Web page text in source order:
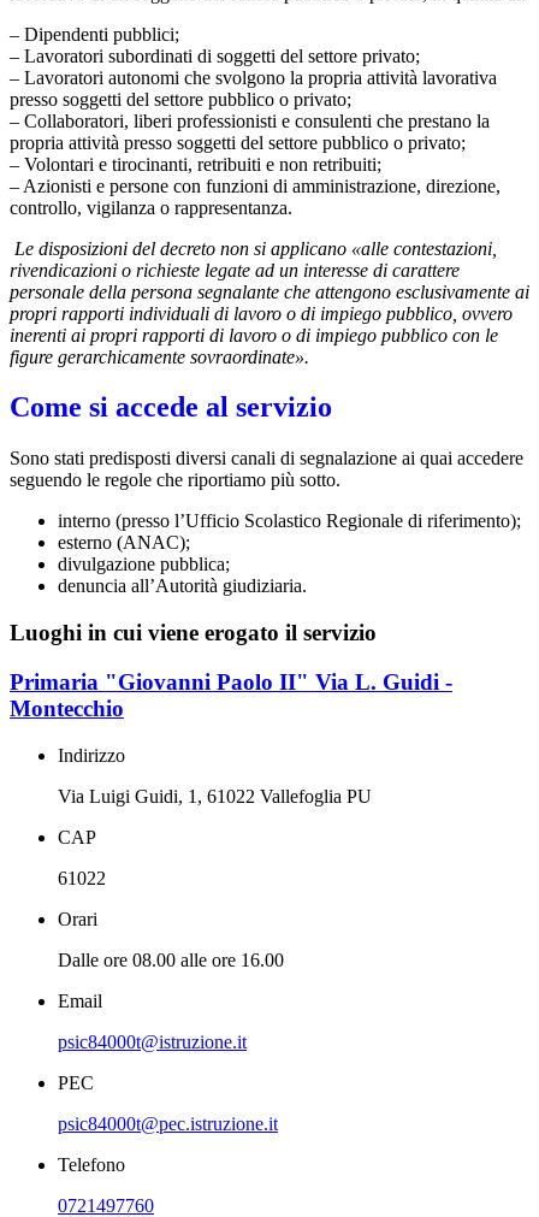
– Dipendenti pubblici;
– Lavoratori subordinati di soggetti del settore privato;
– Lavoratori autonomi che svolgono la propria attività lavorativa
presso soggetti del settore pubblico o privato;
– Collaboratori, liberi professionisti e consulenti che prestano la
propria attività presso soggetti del settore pubblico o privato;
– Volontari e tirocinanti, retribuiti e non retribuiti;
– Azionisti e persone con funzioni di amministrazione, direzione,
controllo, vigilanza o rappresentanza.
Le disposizioni del decreto non si applicano «alle contestazioni,
rivendicazioni o richieste legate ad un interesse di carattere
personale della persona segnalante che attengono esclusivamente ai
propri rapporti individuali di lavoro o di impiego pubblico, ovvero
inerenti ai propri rapporti di lavoro o di impiego pubblico con le
figure gerarchicamente sovraordinate».
Come si accede al servizio
Sono stati predisposti diversi canali di segnalazione ai quai accedere
seguendo le regole che riportiamo più sotto.
interno (presso l’Ufficio Scolastico Regionale di riferimento);
esterno (ANAC);
divulgazione pubblica;
denuncia all’Autorità giudiziaria.
Luoghi in cui viene erogato il servizio
Primaria "Giovanni Paolo II" Via L. Guidi -
Montecchio
Indirizzo
Via Luigi Guidi, 1, 61022 Vallefoglia PU
CAP
61022
Orari
Dalle ore 08.00 alle ore 16.00
Email
psic84000t@istruzione.it
PEC
psic84000t@pec.istruzione.it
Telefono
0721497760